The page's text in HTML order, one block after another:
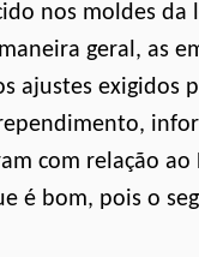
nos moldes
geral, as
ajustes
com relação
é bom, pois o